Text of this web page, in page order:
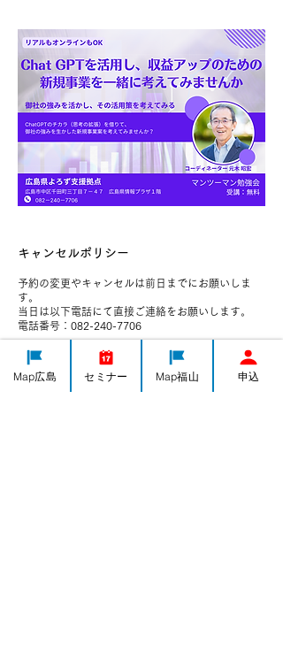
キャンセルポリシー
予約の変更やキャンセルは前日までにお願いしま
す。
当日は以下電話にて直接ご連絡をお願いします。
電話番号：082-240-7706
Map広島 セミナー Map福山 申込